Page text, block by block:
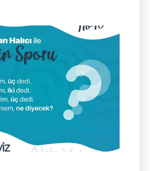
diyecek
Ona söylenen
harf sayısını
Yedi sayısı dört harfli olduğu için
dört
diyecek.